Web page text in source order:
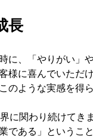
長
に、「やりがい」
様に喜んでいただ
のような実感を得
に関わり続けてき
である」ということ